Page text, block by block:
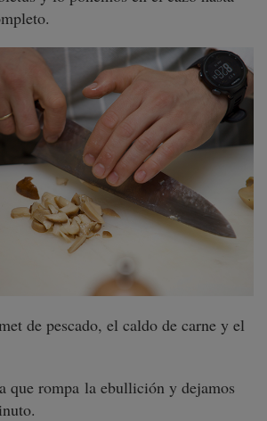
de pescado, el caldo de carne y el
que rompa la ebullición y dejamos